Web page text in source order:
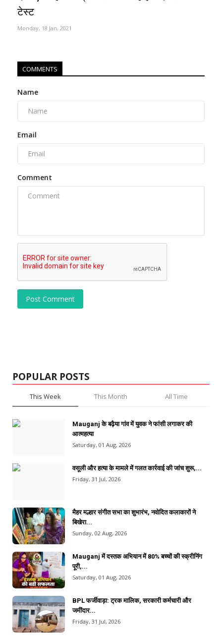
टेस्ट
Monday, 18 Jan, 2021
COMMENTS
Name
Email
Comment
Post Comment
POPULAR POSTS
This Week This Month All Time
Mauganj के बढ़ैया गांव में युवक ने फांसी लगाकर की
आत्महत्या
Saturday, 01 Aug, 2026
वसूली और हत्या के मामले में गलत कार्रवाई की जांच शुरू,...
Friday, 31 Jul, 2026
मैहर मल्हार संगीत सभा का शुभारंभ, नवोदित कलाकारों ने
बिखेरा...
Sunday, 02 Aug, 2026
Mauganj में दस्तक अभियान में 80% बच्चों की स्क्रीनिंग
पूरी,...
Saturday, 01 Aug, 2026
BPL फर्जीवाड़ा: ट्रक मालिक, सरकारी कर्मचारी और
जमींदार...
Friday, 31 Jul, 2026